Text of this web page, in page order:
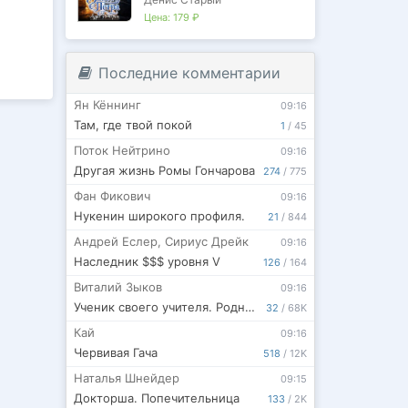
Цена: 179 ₽
Последние комментарии
1 / 45
09:16
Ян Кённинг
Там, где твой покой
274 / 775
09:16
Поток Нейтрино
Другая жизнь Ромы Гончарова
21 / 844
09:16
Фан Фикович
Нукенин широкого профиля.
126 / 164
09:16
Андрей Еслер, Сириус Дрейк
Наследник $$$ уровня V
32 / 68K
09:16
Виталий Зыков
Ученик своего учителя. Родная гавань
518 / 12K
09:16
Кай
Червивая Гача
133 / 2K
09:15
Наталья Шнейдер
Докторша. Попечительница